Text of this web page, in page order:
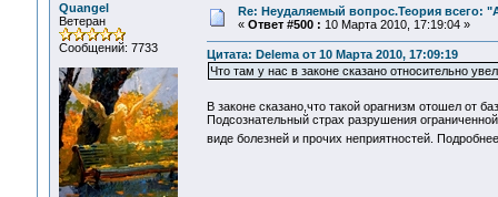
Quangel
Ветеран
Сообщений: 7733
Re: Неудаляемый вопрос.Теория всего:
« Ответ #500 : 10 Марта 2010, 17:19:04 »
Цитата: Delema от 10 Марта 2010, 17:09:19
Что там у нас в законе сказано относительно
В законе сказано,что такой орагнизм отошел от
Подсознательный страх разрушения
виде болезней и прочих неприятностей.